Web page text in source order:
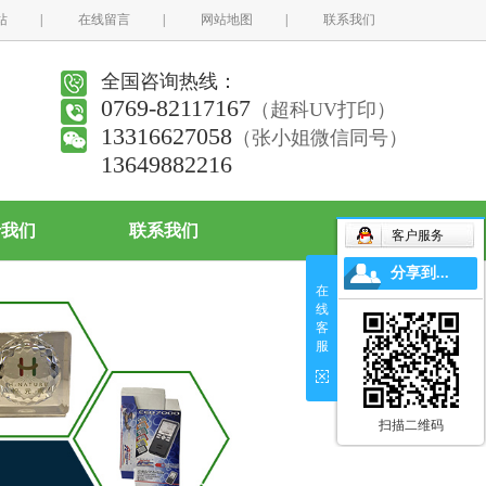
在线留言 网站地图 联系我们
全国咨询热线：
0769-82117167 （超科UV打印）
13316627058 （张小姐微信同号）
13649882216
们 联系我们
在
线
客
服
客户服务
分享到...
扫描二维码